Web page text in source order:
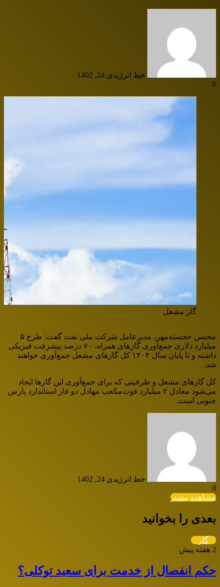
خط انرژیدی 24, 1402
0
گاز مشعل
محسن خجسته‌مهر، مدیرعامل شرکت ملی نفت گفت: طرح‌ ۵
میلیارد دلاری جمع‌آوری گازهای همراه، ۷۰ درصد پیشرفت فیزیکی
داشته و تا پایان سال ۱۴۰۴ کل گازهای مشعل جمع‌آوری خواهند
شد.
کل گازهای مشعل و ظرفیتی که برای جمع‌آوری این گازها ایجاد
می‌شود معادل ۲ میلیارد فوت‌مکعب مهادل دو فاز استاندارد پارس
جنوبی است.
خط انرژیدی 24, 1402
0
مشاهده بیشتر
بعدی را بخوانید
گاز
2 هفته پیش
حکم انفصال از خدمت برای سعید توکلی؟